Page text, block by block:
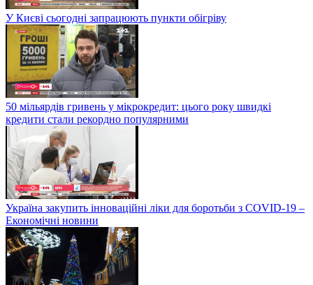
У Києві сьогодні запрацюють пункти обігріву
50 мільярдів гривень у мікрокредит: цього року швидкі
кредити стали рекордно популярними
Україна закупить інноваційні ліки для боротьби з COVID-19 –
Економічні новини